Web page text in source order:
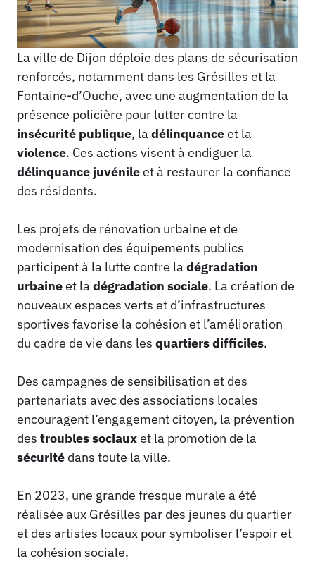
La ville de Dijon déploie des plans de sécurisation
renforcés, notamment dans les Grésilles et la
Fontaine-d’Ouche, avec une augmentation de la
présence policière pour lutter contre la
insécurité publique, la délinquanceet la
violence. Ces actions visent à endiguer la
délinquance juvénileet à restaurer la confiance
des résidents.
Les projets de rénovation urbaine et de
modernisation des équipements publics
participent à la lutte contre la dégradation
urbaineet la dégradation sociale. La création de
nouveaux espaces verts et d’infrastructures
sportives favorise la cohésion et l’amélioration
du cadre de vie dans les quartiers difficiles.
Des campagnes de sensibilisation et des
partenariats avec des associations locales
encouragent l’engagement citoyen, la prévention
des troubles sociauxet la promotion de la
sécurité dans toute la ville.
En 2023, une grande fresque murale a été
réalisée aux Grésilles par des jeunes du quartier
et des artistes locaux pour symboliser l’espoir et
la cohésion sociale.